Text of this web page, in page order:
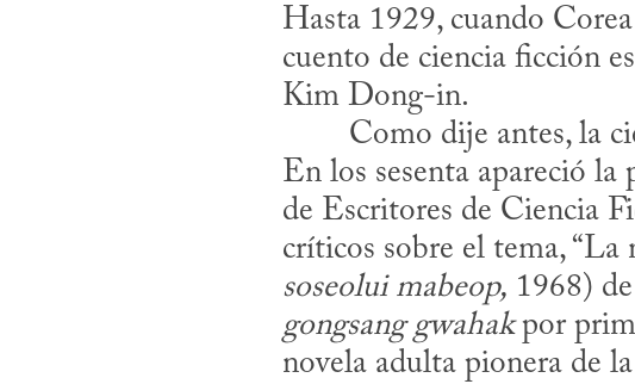
Hasta 1929, cuando
cuento de ciencia ficción
Kim Dong-in.
En los sesenta apareció
de Escritores de Ciencia
críticos sobre el tema, “La
soseolui mabeop,
gongsang gwahak por
novela adulta pionera de